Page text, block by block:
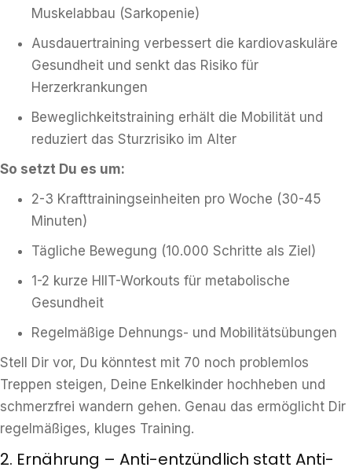
Muskelabbau (Sarkopenie)
Ausdauertraining verbessert die kardiovaskuläre
Gesundheit und senkt das Risiko für
Herzerkrankungen
Beweglichkeitstraining erhält die Mobilität und
reduziert das Sturzrisiko im Alter
So setzt Du es um:
2-3 Krafttrainingseinheiten pro Woche (30-45
Minuten)
Tägliche Bewegung (10.000 Schritte als Ziel)
1-2 kurze HIIT-Workouts für metabolische
Gesundheit
Regelmäßige Dehnungs- und Mobilitätsübungen
Stell Dir vor, Du könntest mit 70 noch problemlos
Treppen steigen, Deine Enkelkinder hochheben und
schmerzfrei wandern gehen. Genau das ermöglicht Dir
regelmäßiges, kluges Training.
2. Ernährung – Anti-entzündlich statt Anti-